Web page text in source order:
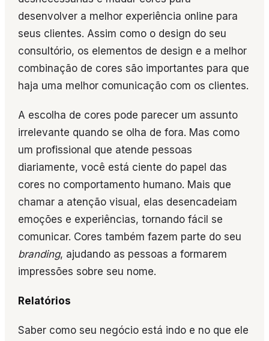
desenvolver a melhor experiência online para
seus clientes. Assim como o design do seu
consultório, os elementos de design e a melhor
combinação de cores são importantes para que
haja uma melhor comunicação com os clientes.
A escolha de cores pode parecer um assunto
irrelevante quando se olha de fora. Mas como
um profissional que atende pessoas
diariamente, você está ciente do papel das
cores no comportamento humano. Mais que
chamar a atenção visual, elas desencadeiam
emoções e experiências, tornando fácil se
comunicar. Cores também fazem parte do seu
branding, ajudando as pessoas a formarem
impressões sobre seu nome.
Relatórios
Saber como seu negócio está indo e no que ele